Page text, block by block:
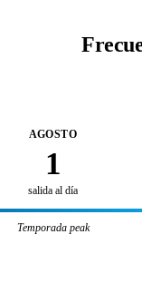
AGOSTO
1
salida al día
Temporada peak